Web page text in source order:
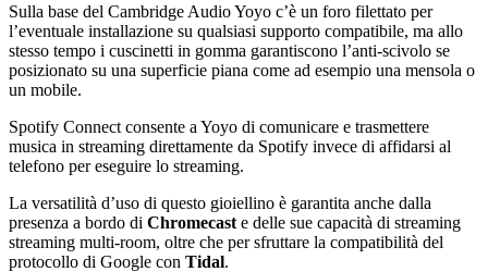
Sulla base del Cambridge Audio Yoyo c’è un foro filettato per
l’eventuale installazione su qualsiasi supporto compatibile, ma allo
stesso tempo i cuscinetti in gomma garantiscono l’anti-scivolo se
posizionato su una superficie piana come ad esempio una mensola o
un mobile.
Spotify Connect consente a Yoyo di comunicare e trasmettere
musica in streaming direttamente da Spotify invece di affidarsi al
telefono per eseguire lo streaming.
La versatilità d’uso di questo gioiellino è garantita anche dalla
presenza a bordo di Chromecast e delle sue capacità di streaming
streaming multi-room, oltre che per sfruttare la compatibilità del
protocollo di Google con Tidal.